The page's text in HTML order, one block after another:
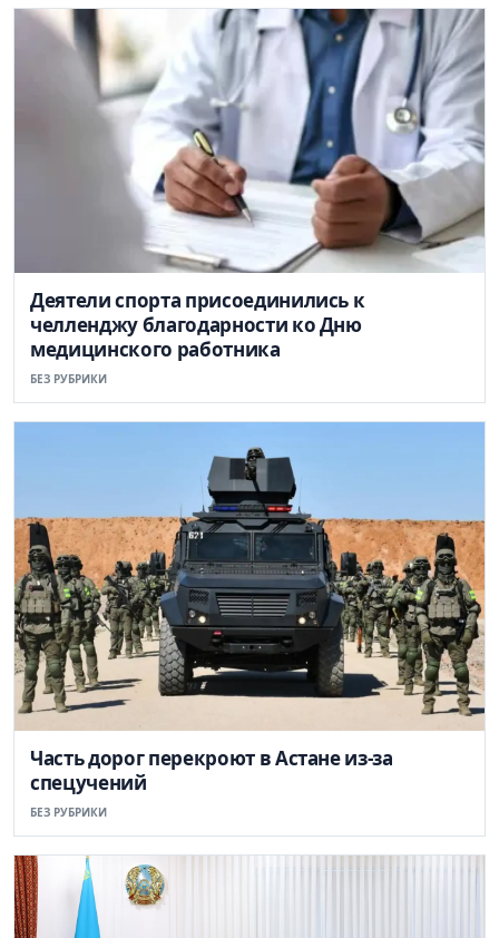
Деятели спорта присоединились к
челленджу благодарности ко Дню
медицинского работника
БЕЗ РУБРИКИ
Часть дорог перекроют в Астане из-за
спецучений
БЕЗ РУБРИКИ